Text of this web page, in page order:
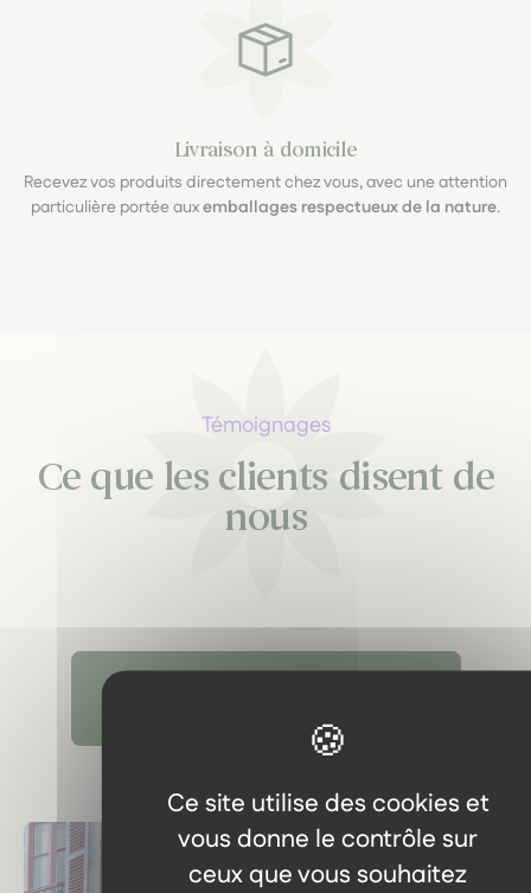
Ce site utilise des cookies et
vous donne le contrôle sur
ceux que vous souhaitez
Livraison à domicile
Recevez vos produits directement chez vous, avec une attention
particulière portée auxemballages respectueux de la nature.
Témoignages
Ce que les clients disent de
nous